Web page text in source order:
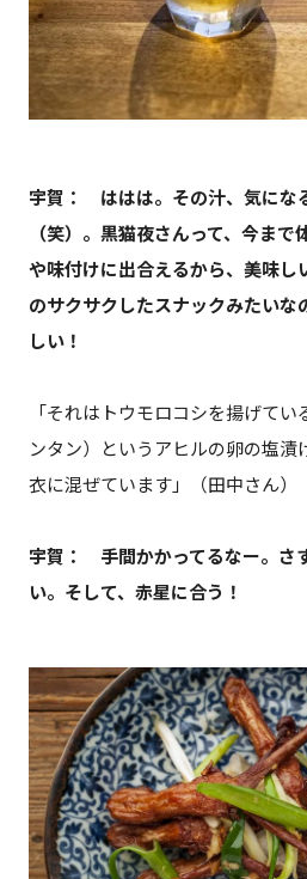
宇賀： ははは。その汁、気にな
（笑）。黒猫夜さんって、今ま
や味付けに出合えるから、美味し
のサクサクしたスナックみたいな
しい！
「それはトウモロコシを揚げて
ンタン）というアヒルの卵の塩漬
衣に混ぜています」（田中さん）
宇賀： 手間かかってるなー。さ
い。そして、赤星に合う！